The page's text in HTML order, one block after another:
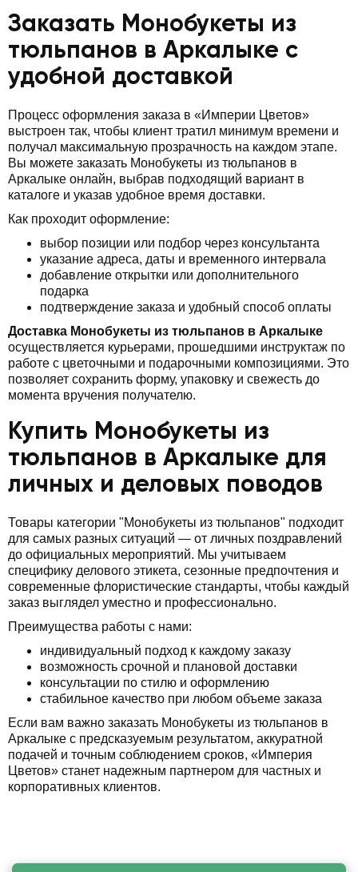
Заказать Монобукеты из
тюльпанов в Аркалыке с
удобной доставкой
Процесс оформления заказа в «Империи Цветов»
выстроен так, чтобы клиент тратил минимум времени и
получал максимальную прозрачность на каждом этапе.
Вы можете заказать Монобукеты из тюльпанов в
Аркалыке онлайн, выбрав подходящий вариант в
каталоге и указав удобное время доставки.
Как проходит оформление:
выбор позиции или подбор через консультанта
указание адреса, даты и временного интервала
добавление открытки или дополнительного
подарка
подтверждение заказа и удобный способ оплаты
Доставка Монобукеты из тюльпанов в Аркалыке
осуществляется курьерами, прошедшими инструктаж по
работе с цветочными и подарочными композициями. Это
позволяет сохранить форму, упаковку и свежесть до
момента вручения получателю.
Купить Монобукеты из
тюльпанов в Аркалыке для
личных и деловых поводов
Товары категории "Монобукеты из тюльпанов" подходит
для самых разных ситуаций — от личных поздравлений
до официальных мероприятий. Мы учитываем
специфику делового этикета, сезонные предпочтения и
современные флористические стандарты, чтобы каждый
заказ выглядел уместно и профессионально.
Преимущества работы с нами:
индивидуальный подход к каждому заказу
возможность срочной и плановой доставки
консультации по стилю и оформлению
стабильное качество при любом объеме заказа
Если вам важно заказать Монобукеты из тюльпанов в
Аркалыке с предсказуемым результатом, аккуратной
подачей и точным соблюдением сроков, «Империя
Цветов» станет надежным партнером для частных и
корпоративных клиентов.